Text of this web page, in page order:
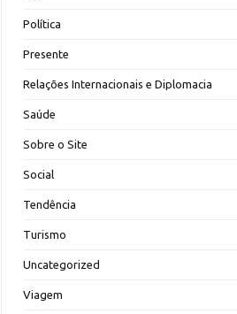
Política
Presente
Relações Internacionais e Diplomacia
Saúde
Sobre o Site
Social
Tendência
Turismo
Uncategorized
Viagem